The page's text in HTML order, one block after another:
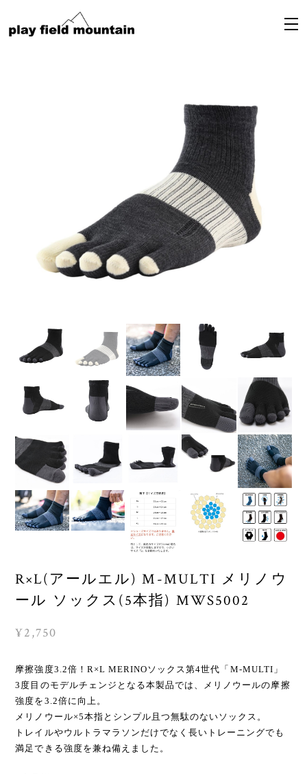
R×L(アールエル) M-MULTI メリノウ
ール ソックス(5本指) MWS5002
¥2,750
摩擦強度3.2倍！R×L MERINOソックス第4世代「M-MULTI」
3度目のモデルチェンジとなる本製品では、メリノウールの摩擦
強度を3.2倍に向上。
メリノウール×5本指とシンプル且つ無駄のないソックス。
トレイルやウルトラマラソンだけでなく長いトレーニングでも
満足できる強度を兼ね備えました。